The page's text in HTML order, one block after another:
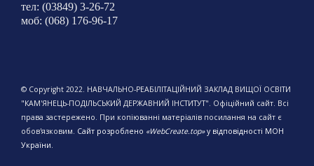
тел: (03849) 3-26-72
моб: (068) 176-96-17
© Copyright 2022. НАВЧАЛЬНО-РЕАБІЛІТАЦІЙНИЙ ЗАКЛАД ВИЩОЇ ОСВІТИ
"КАМ'ЯНЕЦЬ-ПОДІЛЬСЬКИЙ ДЕРЖАВНИЙ ІНСТИТУТ". Офіційний сайт. Всі
права застережено. При копіюванні матеріалів посилання на сайт є
обов'язковим. Сайт розроблено «WebCreate.top»у відповідності МОН
України.